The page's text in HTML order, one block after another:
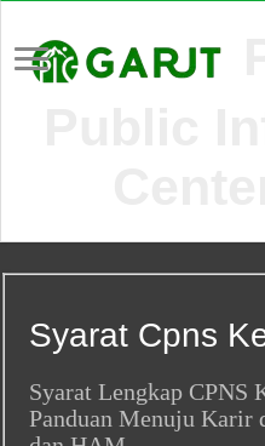
Syarat Cpns
Syarat Lengkap CPNS
Panduan Menuju Karir